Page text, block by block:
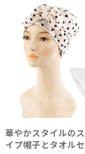
華やかスタイルの
イプ帽子とタオル